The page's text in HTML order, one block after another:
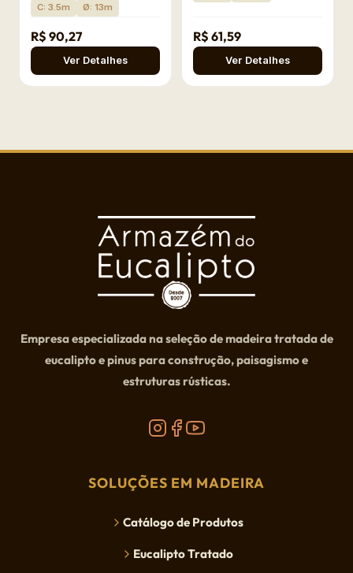
C: 3.5m Ø: 13m
R$ 90,27
Ver Detalhes
R$ 61,59
Ver Detalhes
Empresa especializada na seleção de madeira tratada de
eucalipto e pinus para construção, paisagismo e
estruturas rústicas.
SOLUÇÕES EM MADEIRA
Catálogo de Produtos
Eucalipto Tratado